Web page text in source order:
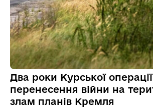
Два роки Курської
перенесення війни на
злам планів Кремля